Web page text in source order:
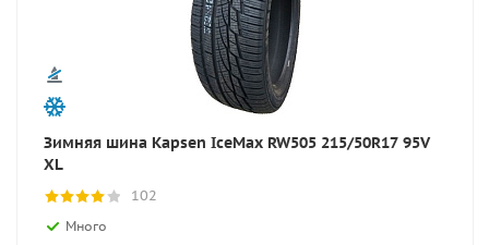
Зимняя шина Kapsen IceMax RW505 215/50R17 95V
XL
102
Много